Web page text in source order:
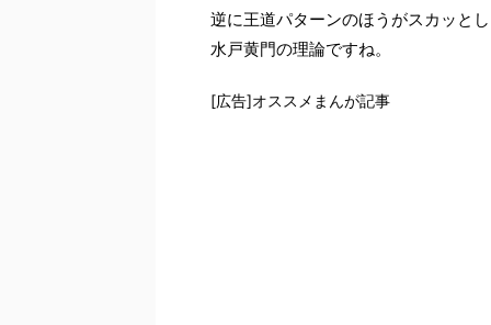
逆に王道パターンのほうがスカッと
水戸黄門の理論ですね。
[広告]オススメまんが記事